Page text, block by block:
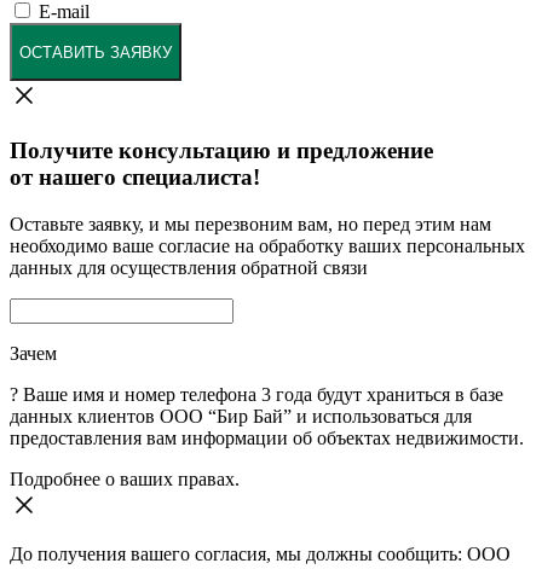
E-mail
ОСТАВИТЬ ЗАЯВКУ
Получите консультацию и предложение
от нашего специалиста!
Оставьте заявку, и мы перезвоним вам, но перед этим нам
необходимо ваше согласие на обработку ваших персональных
данных для осуществления обратной связи
Зачем
? Ваше имя и номер телефона 3 года будут храниться в базе
данных клиентов ООО “Бир Бай” и использоваться для
предоставления вам информации об объектах недвижимости.
Подробнее о ваших правах.
До получения вашего согласия, мы должны сообщить: ООО